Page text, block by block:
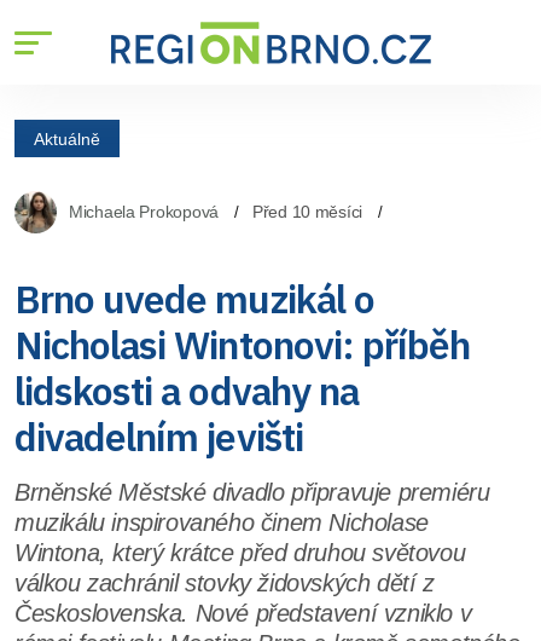
Aktuálně
Michaela Prokopová Před 10 měsíci
Brno uvede muzikál o
Nicholasi Wintonovi: příběh
lidskosti a odvahy na
divadelním jevišti
Brněnské Městské divadlo připravuje premiéru
muzikálu inspirovaného činem Nicholase
Wintona, který krátce před druhou světovou
válkou zachránil stovky židovských dětí z
Československa. Nové představení vzniklo v